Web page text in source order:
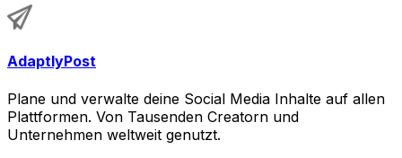
AdaptlyPost
Plane und verwalte deine Social Media Inhalte auf allen
Plattformen. Von Tausenden Creatorn und
Unternehmen weltweit genutzt.